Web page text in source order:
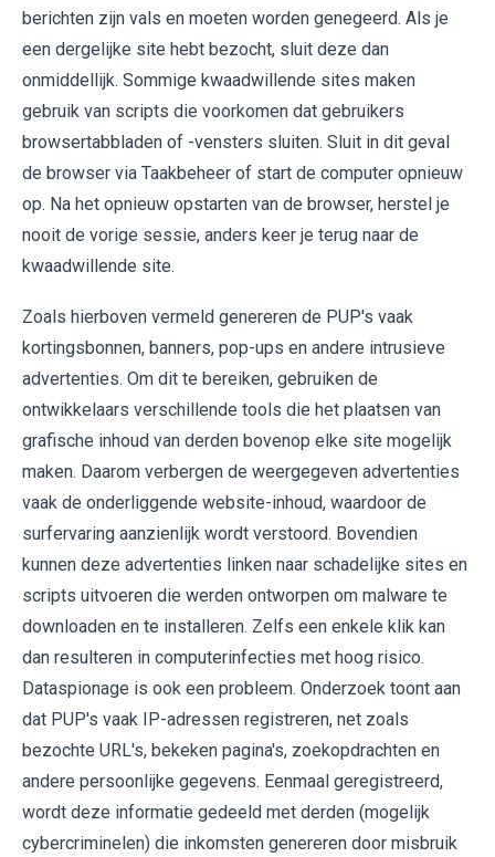
berichten zijn vals en moeten worden genegeerd. Als je
een dergelijke site hebt bezocht, sluit deze dan
onmiddellijk. Sommige kwaadwillende sites maken
gebruik van scripts die voorkomen dat gebruikers
browsertabbladen of -vensters sluiten. Sluit in dit geval
de browser via Taakbeheer of start de computer opnieuw
op. Na het opnieuw opstarten van de browser, herstel je
nooit de vorige sessie, anders keer je terug naar de
kwaadwillende site.
Zoals hierboven vermeld genereren de PUP's vaak
kortingsbonnen, banners, pop-ups en andere intrusieve
advertenties. Om dit te bereiken, gebruiken de
ontwikkelaars verschillende tools die het plaatsen van
grafische inhoud van derden bovenop elke site mogelijk
maken. Daarom verbergen de weergegeven advertenties
vaak de onderliggende website-inhoud, waardoor de
surfervaring aanzienlijk wordt verstoord. Bovendien
kunnen deze advertenties linken naar schadelijke sites en
scripts uitvoeren die werden ontworpen om malware te
downloaden en te installeren. Zelfs een enkele klik kan
dan resulteren in computerinfecties met hoog risico.
Dataspionage is ook een probleem. Onderzoek toont aan
dat PUP's vaak IP-adressen registreren, net zoals
bezochte URL's, bekeken pagina's, zoekopdrachten en
andere persoonlijke gegevens. Eenmaal geregistreerd,
wordt deze informatie gedeeld met derden (mogelijk
cybercriminelen) die inkomsten genereren door misbruik